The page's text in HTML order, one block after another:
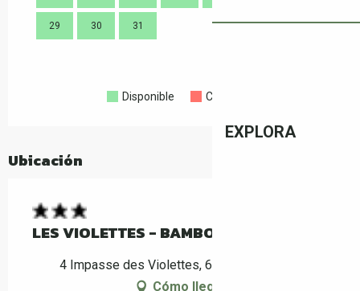
EXPLORA
29 30 31 28
Disponible Completo
Ubicación
LES VIOLETTES - BAMBOU
4 Impasse des Violettes, 66160 Le Boulou
Cómo llegar